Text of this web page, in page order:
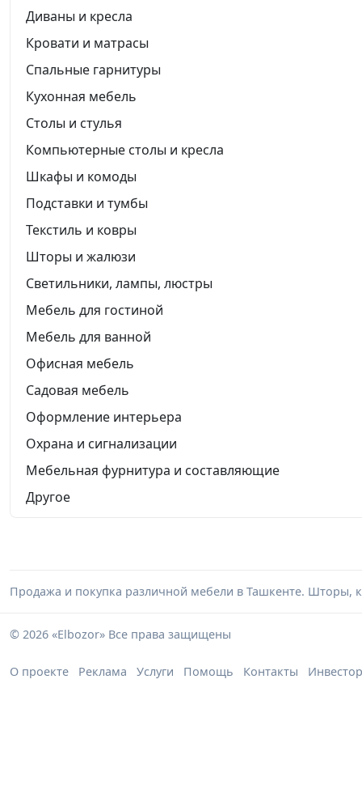
Диваны и кресла
Кровати и матрасы
Спальные гарнитуры
Кухонная мебель
Столы и стулья
Компьютерные столы и кресла
Шкафы и комоды
Подставки и тумбы
Текстиль и ковры
Шторы и жалюзи
Светильники, лампы, люстры
Мебель для гостиной
Мебель для ванной
Офисная мебель
Садовая мебель
Оформление интерьера
Охрана и сигнализации
Мебельная фурнитура и составляющие
Другое
Продажа и покупка различной мебели в Ташкенте. Шторы,
© 2026 «Elbozor» Все права защищены
О проекте Реклама Услуги Помощь Контакты